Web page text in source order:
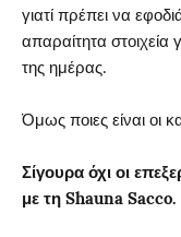
γιατί πρέπει να
απαραίτητα στοιχεία
της ημέρας.
Όμως ποιες είναι οι
Σίγουρα όχι οι
με τη Shauna Sacco.